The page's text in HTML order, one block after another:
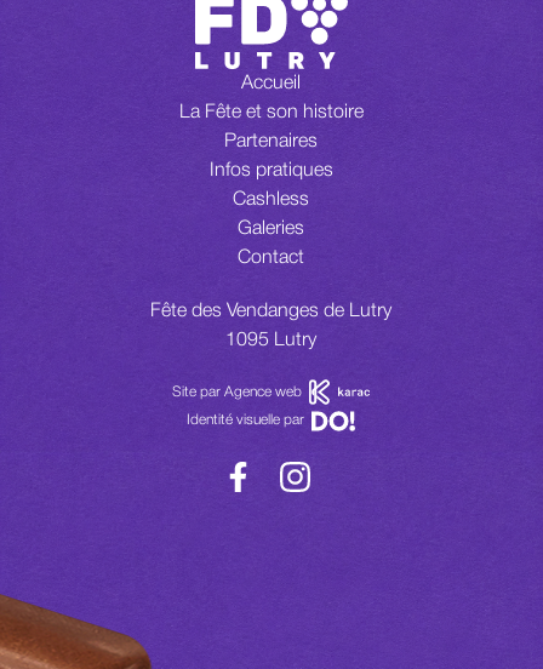
Accueil
La Fête et son histoire
Partenaires
Infos pratiques
Cashless
Galeries
Contact
Fête des Vendanges de Lutry
1095 Lutry
Site par Agence web
Identité visuelle par